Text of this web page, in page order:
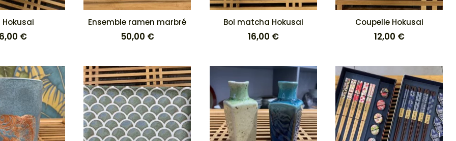
Hokusai
€
Ensemble ramen marbré
50,00 €
Bol matcha Hokusai
16,00 €
Coupelle Hokusai
12,00 €